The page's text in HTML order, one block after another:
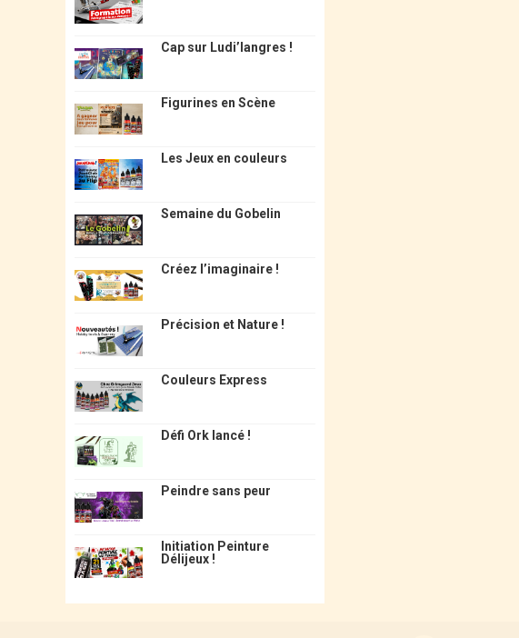
Cap sur Ludi’langres !
Figurines en Scène
Les Jeux en couleurs
Semaine du Gobelin
Créez l’imaginaire !
Précision et Nature !
Couleurs Express
Défi Ork lancé !
Peindre sans peur
Initiation Peinture
Délijeux !